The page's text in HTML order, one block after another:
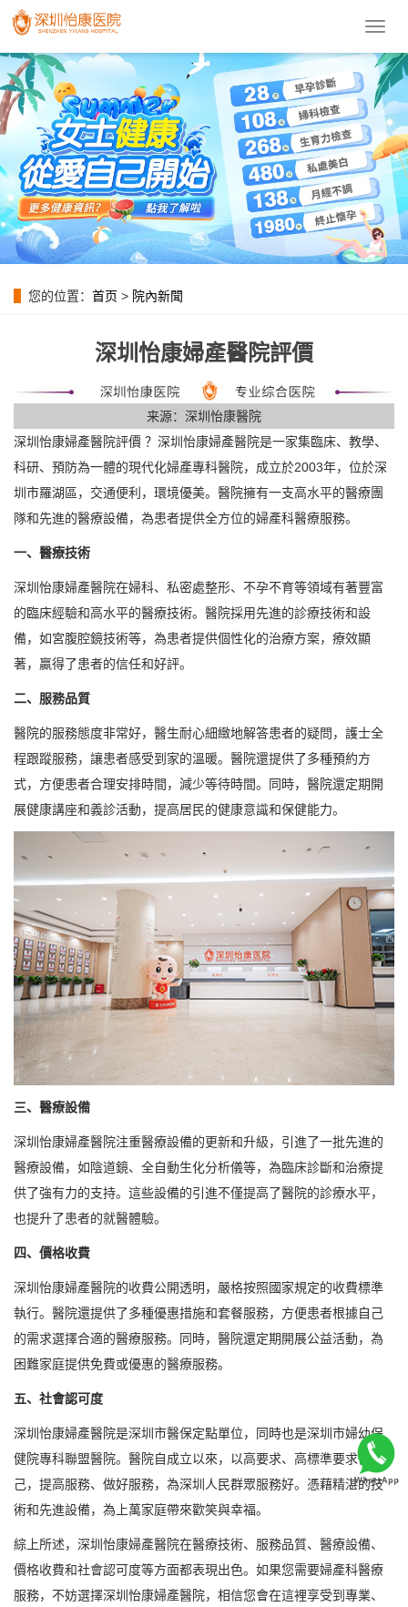
導
菜
單
您的位置： 首页 > 院內新聞
深圳怡康婦產醫院評價
来源：深圳怡康醫院
深圳怡康婦產醫院評價 ？深圳怡康婦產醫院是一家集臨床、教學、
科研、預防為一體的現代化婦產專科醫院，成立於2003年，位於深
圳市羅湖區，交通便利，環境優美。醫院擁有一支高水平的醫療團
隊和先進的醫療設備，為患者提供全方位的婦產科醫療服務。
一、醫療技術
深圳怡康婦產醫院在婦科、私密處整形、不孕不育等領域有著豐富
的臨床經驗和高水平的醫療技術。醫院採用先進的診療技術和設
備，如宮腹腔鏡技術等，為患者提供個性化的治療方案，療效顯
著，贏得了患者的信任和好評。
二、服務品質
醫院的服務態度非常好，醫生耐心細緻地解答患者的疑問，護士全
程跟蹤服務，讓患者感受到家的溫暖。醫院還提供了多種預約方
式，方便患者合理安排時間，減少等待時間。同時，醫院還定期開
展健康講座和義診活動，提高居民的健康意識和保健能力。
三、醫療設備
深圳怡康婦產醫院注重醫療設備的更新和升級，引進了一批先進的
醫療設備，如陰道鏡、全自動生化分析儀等，為臨床診斷和治療提
供了強有力的支持。這些設備的引進不僅提高了醫院的診療水平，
也提升了患者的就醫體驗。
四、價格收費
深圳怡康婦產醫院的收費公開透明，嚴格按照國家規定的收費標準
執行。醫院還提供了多種優惠措施和套餐服務，方便患者根據自己
的需求選擇合適的醫療服務。同時，醫院還定期開展公益活動，為
困難家庭提供免費或優惠的醫療服務。
五、社會認可度
深圳怡康婦產醫院是深圳市醫保定點單位，同時也是深圳市婦幼保
健院專科聯盟醫院。醫院自成立以來，以高要求、高標準要求自
己，提高服務、做好服務，為深圳人民群眾服務好。憑藉精湛的技
術和先進設備，為上萬家庭帶來歡笑與幸福。
綜上所述，深圳怡康婦產醫院在醫療技術、服務品質、醫療設備、
價格收費和社會認可度等方面都表現出色。如果您需要婦產科醫療
服務，不妨選擇深圳怡康婦產醫院，相信您會在這裡享受到專業、